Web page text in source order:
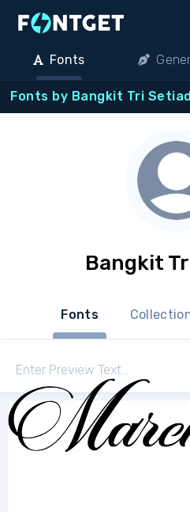
Fonts
Fonts by Bangkit Tri
Bangkit
Fonts